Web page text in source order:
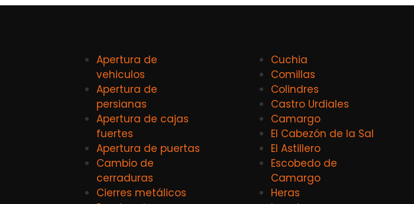
Apertura de
vehiculos
Apertura de
persianas
Apertura de cajas
fuertes
Apertura de puertas
Cambio de
cerraduras
Cierres metálicos
Cuchia
Comillas
Colindres
Castro Urdiales
Camargo
El Cabezón de la Sal
El Astillero
Escobedo de
Camargo
Heras